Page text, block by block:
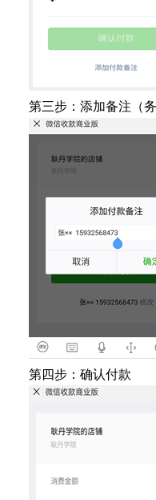
第三步：添加备注（
第四步：确认付款